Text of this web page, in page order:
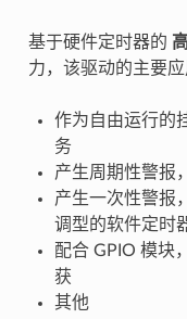
基于硬件定时器的
力，该驱动的主要应
作为自由运行的
务
产生周期性警报
产生一次性警报
调型的软件定时
配合 GPIO 模块
获
其他